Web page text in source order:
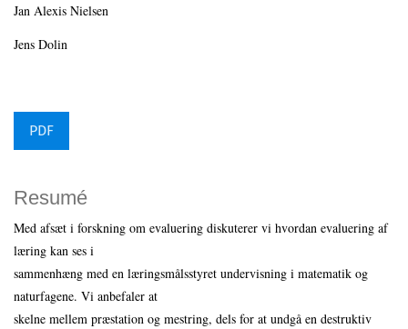
Jan Alexis Nielsen
Jens Dolin
PDF
Resumé
Med afsæt i forskning om evaluering diskuterer vi hvordan evaluering af
læring kan ses i
sammenhæng med en læringsmålsstyret undervisning i matematik og
naturfagene. Vi anbefaler at
skelne mellem præstation og mestring, dels for at undgå en destruktiv